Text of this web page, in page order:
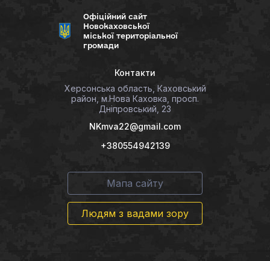
Офіційний сайт
Новокаховської
міської територіальної
громади
Контакти
Херсонська область, Каховський
район, м.Нова Каховка, просп.
Дніпровський, 23
NKmva22@gmail.com
+380554942139
Мапа сайту
Людям з вадами зору